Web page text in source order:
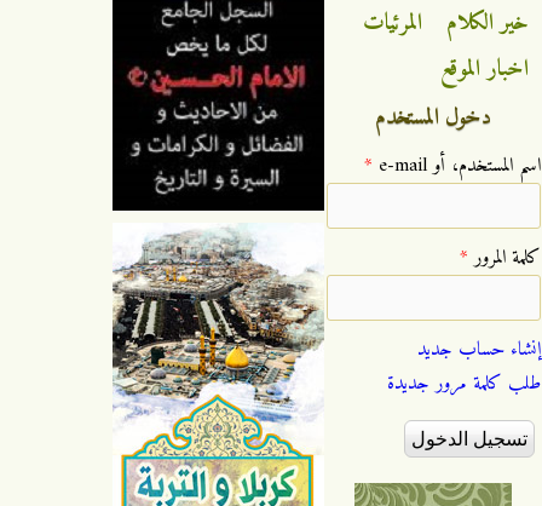
خير الكلام
المرئيات
اخبار الموقع
دخول المستخدم
‏اسم المستخدم، أو e-mail ‏ *
‏كلمة المرور ‏*
إنشاء حساب جديد
طلب كلمة مرور جديدة